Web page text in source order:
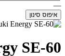
—
איפוס סינון
SE-60